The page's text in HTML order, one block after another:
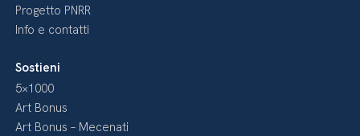
Progetto PNRR
Info e contatti
Sostieni
5×1000
Art Bonus
Art Bonus – Mecenati